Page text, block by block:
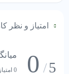
❌ این اثر جز
فرمایید 09121053753 – 02155380252
ذاتت ثبوت قل هو
– اثري بي نظير از
امتیاز و نظر
5
/
0 0 امتیاز و رای